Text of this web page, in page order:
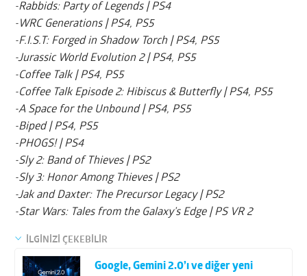
-Rabbids: Party of Legends | PS4
-WRC Generations | PS4, PS5
-F.I.S.T: Forged in Shadow Torch | PS4, PS5
-Jurassic World Evolution 2 | PS4, PS5
-Coffee Talk | PS4, PS5
-Coffee Talk Episode 2: Hibiscus & Butterfly | PS4, PS5
-A Space for the Unbound | PS4, PS5
-Biped | PS4, PS5
-PHOGS! | PS4
-Sly 2: Band of Thieves | PS2
-Sly 3: Honor Among Thieves | PS2
-Jak and Daxter: The Precursor Legacy | PS2
-Star Wars: Tales from the Galaxy’s Edge | PS VR 2
İLGİNİZİ ÇEKEBİLİR
Google, Gemini 2.0’ı ve diğer yeni